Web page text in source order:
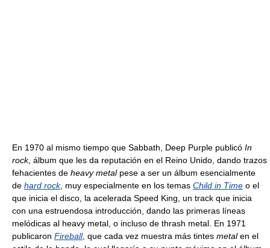
En 1970 al mismo tiempo que Sabbath, Deep Purple publicó In
rock, álbum que les da reputación en el Reino Unido, dando trazos
fehacientes de heavy metalpese a ser un álbum esencialmente
de hard rock, muy especialmente en los temas Child in Time o el
que inicia el disco, la acelerada Speed King, un track que inicia
con una estruendosa introducción, dando las primeras líneas
melódicas al heavy metal, o incluso de thrash metal. En 1971
publicaron Fireball, que cada vez muestra más tintes metalen el